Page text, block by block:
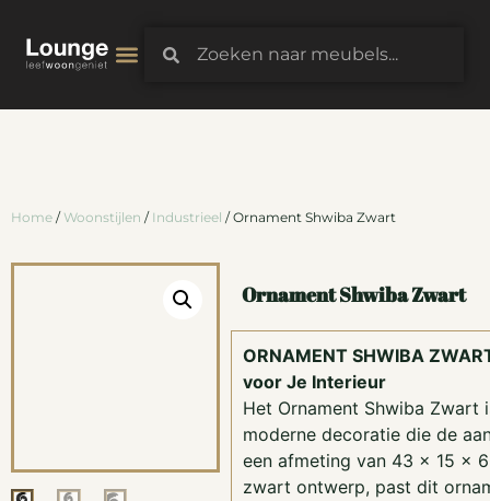
Home / Woonstijlen / Industrieel / Ornament Shwiba Zwart
Ornament Shwiba Zwart
ORNAMENT SHWIBA
voor Je Interieur
Het Ornament Shwiba Zwart
moderne decoratie die de
een afmeting van 43 x 15 x
zwart ontwerp, past dit